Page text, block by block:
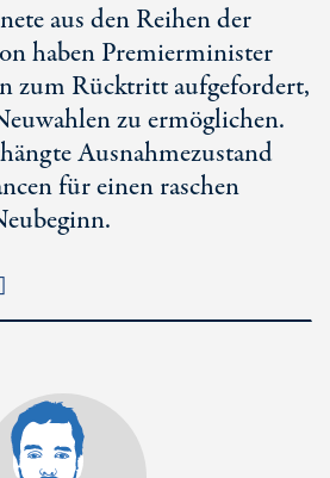
aus den Reihen der
haben Premierminister
zum Rücktritt aufgefordert,
zu ermöglichen.
Ausnahmezustand
für einen raschen